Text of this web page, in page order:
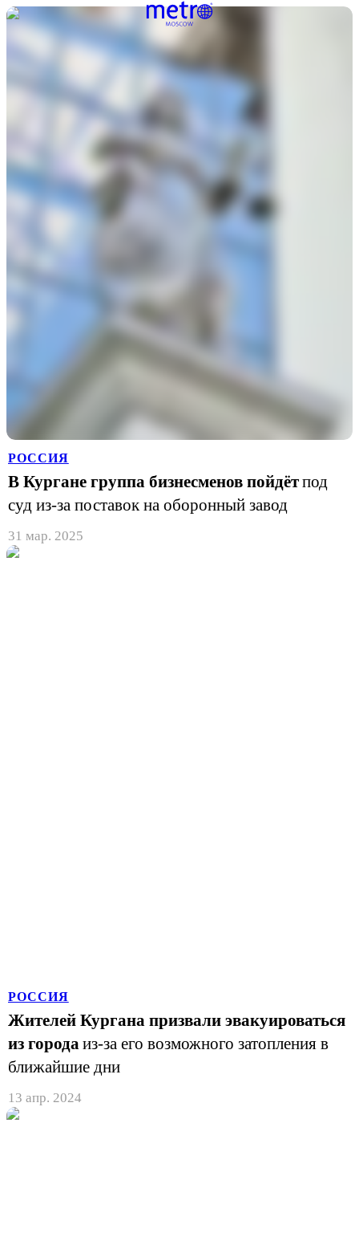
РОССИЯ
В Кургане группа бизнесменов пойдётпод
суд из-за поставок на оборонный завод
31 мар. 2025
РОССИЯ
Жителей Кургана призвали эвакуироваться
из города из-за его возможного затопления в
ближайшие дни
13 апр. 2024